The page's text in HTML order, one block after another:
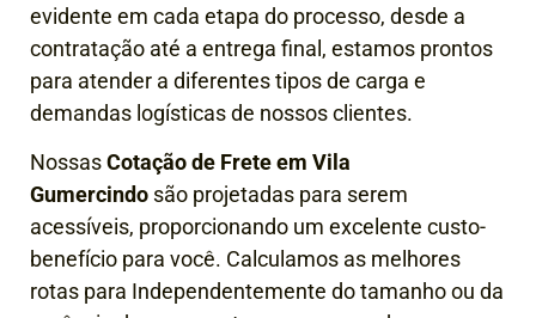
evidente em cada etapa do processo, desde a
contratação até a entrega final , estamos prontos
para atender a diferentes tipos de carga e
demandas logísticas de nossos clientes.
NossasCotação de Frete em Vila
Gumercindo são projetadas para serem
acessíveis, proporcionando um excelente custo-
benefício para você. Calculamos as melhores
rotas para Independentemente do tamanho ou da